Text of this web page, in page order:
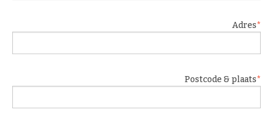
Adres
Postcode & plaats